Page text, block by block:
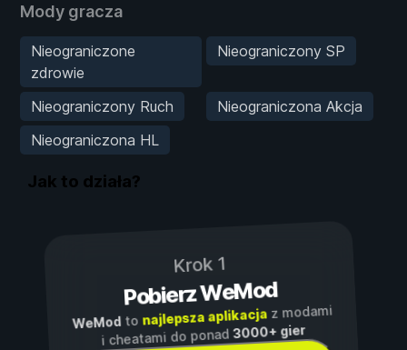
Mody gracza
Nieograniczone
zdrowie
Nieograniczony SP
Nieograniczony Ruch
Nieograniczona Akcja
Nieograniczona HL
Jak to działa?
Krok 1
Pobierz WeMod
WeModto najlepsza aplikacjaz modami
i cheatami do ponad3000+ gier